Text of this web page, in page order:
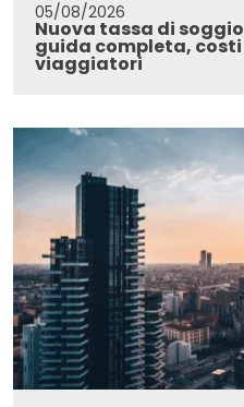
05/08/2026
Nuova tassa di
guida completa, costi
viaggiatori